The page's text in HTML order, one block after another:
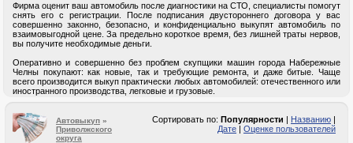
Фирма оценит ваш автомобиль после диагностики на СТО, специалисты помогут
снять его с регистрации. После подписания двустороннего договора у вас
совершенно законно, безопасно, и конфиденциально выкупят автомобиль по
взаимовыгодной цене. За предельно короткое время, без лишней траты нервов,
вы получите необходимые деньги.
Оперативно и совершенно без проблем скупщики машин города Набережные
Челны покупают: как новые, так и требующие ремонта, и даже битые. Чаще
всего производится выкуп практически любых автомобилей: отечественного или
иностранного производства, легковые и грузовые.
Автовыкуп »
Приволжского
округа
Сортировать по: Популярности | Названию |
Дате | Оценке пользователей